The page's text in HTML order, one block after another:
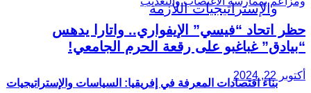
بناء اقتصادات المعرفة في إفريقيا: السياسات والإستراتيجيات
حظر اتحاد “فيسي” الإيفواري.. واتارا يدهس
“بيادق” غباغبو على رقعة الحرم الجامعي!
أكتوبر 22, 2024